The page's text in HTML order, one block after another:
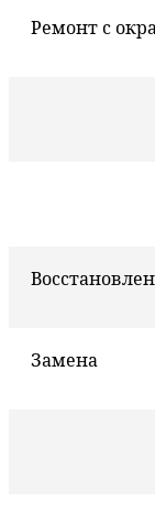
Ремонт с
Замена